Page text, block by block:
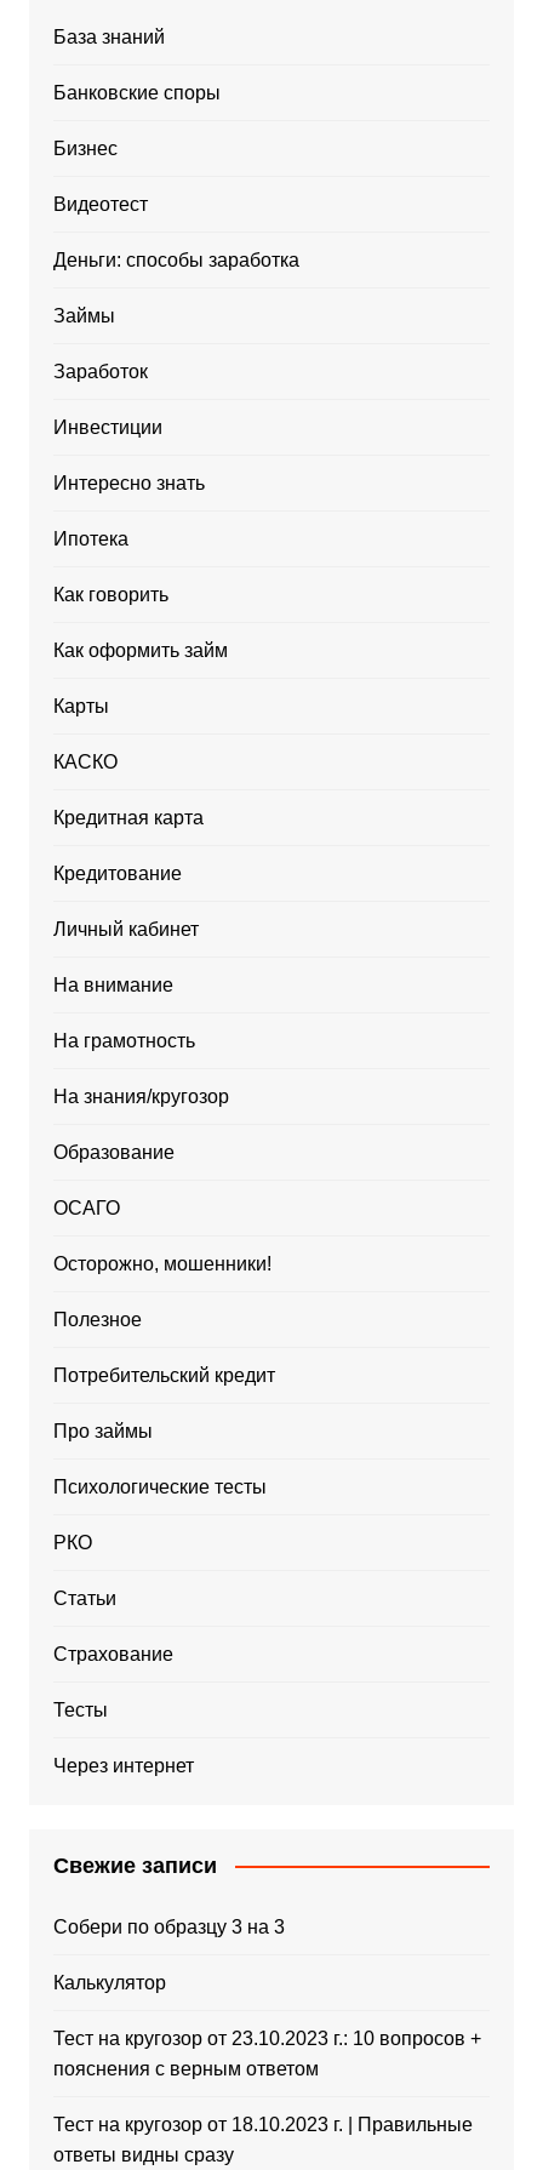
База знаний
Банковские споры
Бизнес
Видеотест
Деньги: способы заработка
Займы
Заработок
Инвестиции
Интересно знать
Ипотека
Как говорить
Как оформить займ
Карты
КАСКО
Кредитная карта
Кредитование
Личный кабинет
На внимание
На грамотность
На знания/кругозор
Образование
ОСАГО
Осторожно, мошенники!
Полезное
Потребительский кредит
Про займы
Психологические тесты
РКО
Статьи
Страхование
Тесты
Через интернет
Свежие записи
Собери по образцу 3 на 3
Калькулятор
Тест на кругозор от 23.10.2023 г.: 10 вопросов +
пояснения с верным ответом
Тест на кругозор от 18.10.2023 г. | Правильные
ответы видны сразу